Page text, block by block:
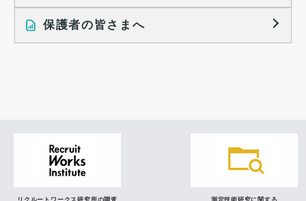
就職活動に関するレポート
就業レディネス研究
インタビュー記事
保護者の皆さまへ